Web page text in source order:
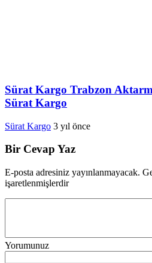
Sürat Kargo Trabzon
Sürat Kargo
Sürat Kargo 3 yıl önce
Bir Cevap Yaz
E-posta adresiniz yayınlanmayacak.
işaretlenmişlerdir
Yorumunuz